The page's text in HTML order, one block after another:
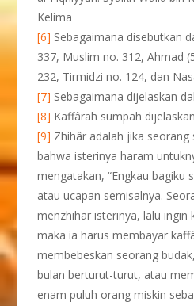
Kelima
[6] Sebagaimana disebutkan
337, Muslim no. 312, Ahmad
232, Tirmidzi no. 124, dan
[7] Sebagaimana dijelaskan
[8] Kaffârah sumpah
[9] Zhihâr adalah jika
bahwa isterinya haram
mengatakan, “Engkau bagiku
atau ucapan semisalnya.
menzhihar isterinya, lalu ingin
maka ia harus membayar
membebeskan seorang
bulan berturut-turut, atau
enam puluh orang miskin